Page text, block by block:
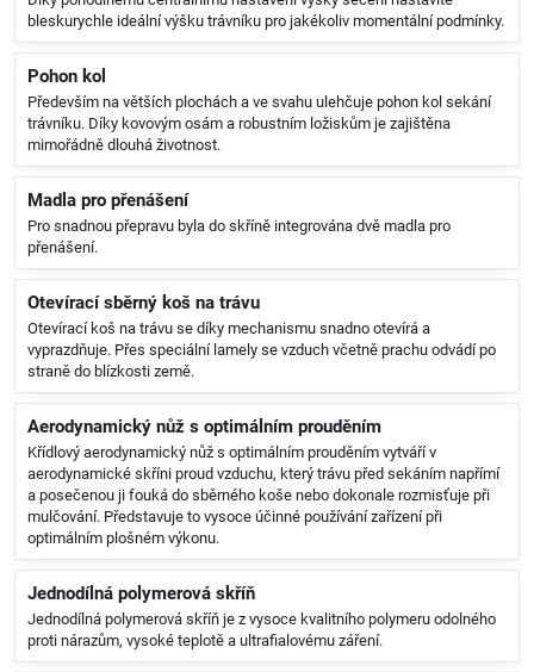
bleskurychle ideální výšku trávníku pro jakékoliv momentální podmínky.
Pohon kol
Především na větších plochách a ve svahu ulehčuje pohon kol sekání
trávníku. Díky kovovým osám a robustním ložiskům je zajištěna
mimořádně dlouhá životnost.
Madla pro přenášení
Pro snadnou přepravu byla do skříně integrována dvě madla pro
přenášení.
Otevírací sběrný koš na trávu
Otevírací koš na trávu se díky mechanismu snadno otevírá a
vyprazdňuje. Přes speciální lamely se vzduch včetně prachu odvádí po
straně do blízkosti země.
Aerodynamický nůž s optimálním prouděním
Křídlový aerodynamický nůž s optimálním prouděním vytváří v
aerodynamické skříni proud vzduchu, který trávu před sekáním napřímí
a posečenou ji fouká do sběrného koše nebo dokonale rozmisťuje při
mulčování. Představuje to vysoce účinné používání zařízení při
optimálním plošném výkonu.
Jednodílná polymerová skříň
Jednodílná polymerová skříň je z vysoce kvalitního polymeru odolného
proti nárazům, vysoké teplotě a ultrafialovému záření.